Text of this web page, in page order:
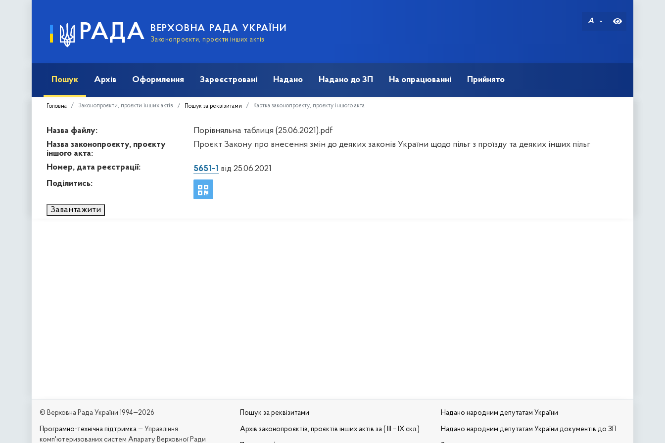
РАДА ВЕРХОВНА РАДА УКРАЇНИ
Законопроєкти, проєкти інших актів
A
Пошук Архів Оформлення Зареєстровані Надано Надано до ЗП На опрацюванні Прийнято
Головна Законопроєкти, проєкти інших актів Пошук за реквізитами Картка законопроєкту, проєкту іншого акта
Назва файлу:
Порівняльна таблиця (25.06.2021).pdf
Назва законопроєкту, проєкту
іншого акта:
Проєкт Закону про внесення змін до деяких законів України щодо пільг з проїзду та деяких інших пільг
Номер, дата реєстрації: 5651-1 від 25.06.2021
Поділитись:
Завантажити
© Верховна Рада України 1994—2026
Програмно-технічна підтримка — Управління
комп'ютеризованих систем Апарату Верховної Ради
Пошук за реквізитами
Архів законопроєктів, проєктів інших актів за ( III – IX скл.)
Надано народним депутатам України
Надано народним депутатам України документів до ЗП